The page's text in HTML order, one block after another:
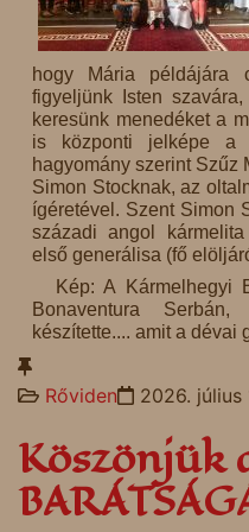
hogy Mária példájára
figyeljünk Isten
keresünk menedéket a
is központi jelképe a
hagyomány szerint Szűz
Simon Stocknak, az
ígéretével. Szent Simon
századi angol
első generálisa (fő
Kép: A Kármelhegyi
Bonaventura
készítette.... amit a dévai
Rőviden 2026. július
Köszönjük